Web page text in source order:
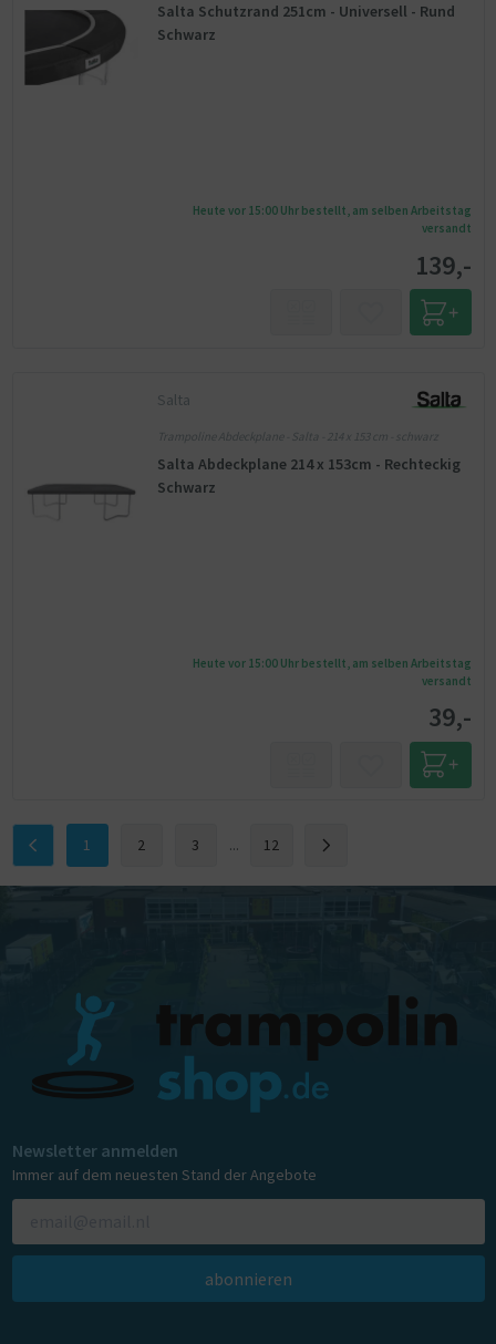
Salta Schutzrand 251cm - Universell - Rund
Schwarz
Heute vor 15:00 Uhr bestellt, am selben Arbeitstag
versandt
139,-
Salta
Trampoline Abdeckplane - Salta - 214 x 153 cm - schwarz
Salta Abdeckplane 214 x 153cm - Rechteckig
Schwarz
Heute vor 15:00 Uhr bestellt, am selben Arbeitstag
versandt
39,-
1 2 3 ... 12
Newsletter anmelden
Immer auf dem neuesten Stand der Angebote
abonnieren